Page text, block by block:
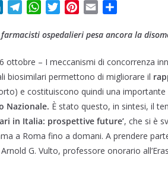
n
e
d
I
n
l
g
r
a
m
W
a
s
A
p
p
i
t
e
r
n
e
r
e
s
t
a
l
n
i
v
i
d
i
ospedalieri pesa ancora la
ottobre – I meccanismi di concorrenza
biosimilari permettono di migliorare il
e costituiscono quindi una importante
Nazionale. È stato questo, in sintesi, il
in Italia: prospettive future’, che si è
a Roma fino a domani. A prendere
G. Vulto, professore onorario